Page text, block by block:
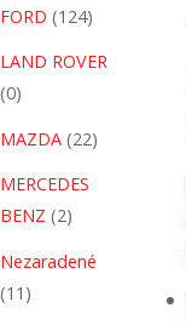
FORD (124)
LAND ROVER
(0)
MAZDA (22)
MERCEDES
BENZ (2)
Nezaradené
(11)